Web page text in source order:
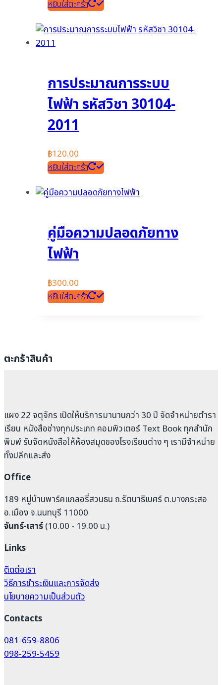
หยิบใส่ตะกร้า
การประมาณการระบบ
ไฟฟ้า รหัสวิชา 30104-
2011
฿120.00
หยิบใส่ตะกร้า
คู่มือความปลอดภัยทาง
ไฟฟ้า
฿300.00
หยิบใส่ตะกร้า
ตะกร้าสินค้า
แผง 22 จตุจักร เปิดให้บริการมานานกว่า 30 ปี จัดจำหน่ายตำรา
เรียน หนังสือช่างทุกประเภท คอมพิวเตอร์ Text Book ทุกสำนัก
พิมพ์ รับจัดหนังสือให้ห้องสมุดของโรงเรียนต่าง ๆ เรามีจำหน่าย
ทั้งปลีกและส่ง
Office
189 หมู่บ้านพาร์คแกลอรี่สวนธน ถ.รัตนาธิเบศร์ ต.บางกระสอ
อ.เมือง จ.นนทบุรี 11000
จันทร์-เสาร์(10.00 - 19.00 น.)
Links
ติดต่อเรา
วิธีการชำระเงินและการจัดส่ง
นโยบายความเป็นส่วนตัว
Contacts
081-659-8806
098-259-5459